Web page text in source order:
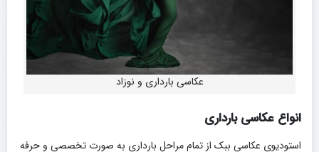
عکاسی بارداری و نوزاد
انواع عکاسی بارداری
استودیوی عکاسی ببک از تمام مراحل بارداری به صورت تخصصی و حرفه